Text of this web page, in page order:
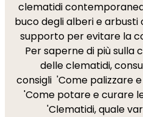
clematidi
buco degli alberi e
supporto per evitare la
Per saperne di più sulla
delle clematidi,
consigli 'Come palizzare
'Come potare e curare
'Clematidi, quale